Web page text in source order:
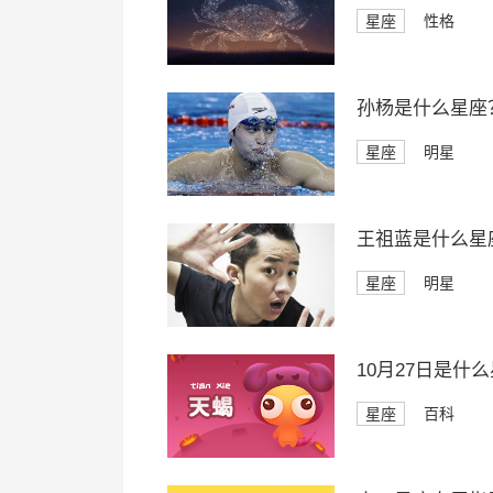
星座 性格
孙杨是什么星座
星座 明星
王祖蓝是什么星
星座 明星
10月27日是什
星座 百科